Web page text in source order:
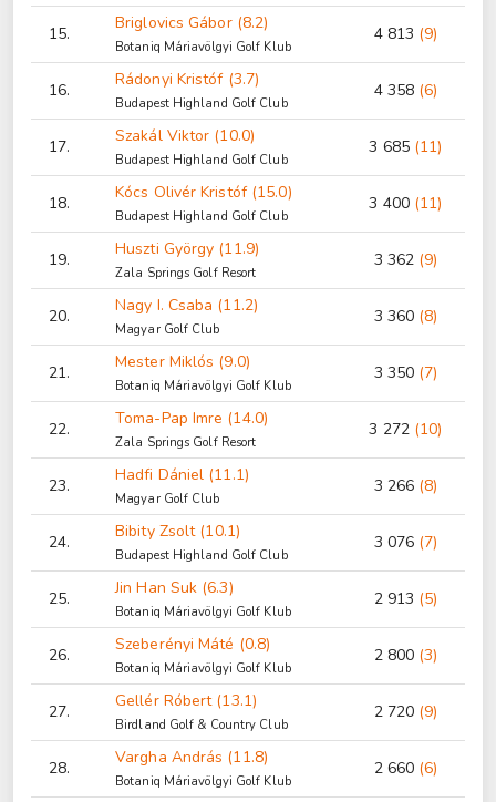
15.
Briglovics Gábor (8.2)
Botaniq Máriavölgyi Golf Klub
4 813 (9)
16.
Rádonyi Kristóf (3.7)
Budapest Highland Golf Club
4 358 (6)
17.
Szakál Viktor (10.0)
Budapest Highland Golf Club
3 685 (11)
18.
Kócs Olivér Kristóf (15.0)
Budapest Highland Golf Club
3 400 (11)
19.
Huszti György (11.9)
Zala Springs Golf Resort
3 362 (9)
20.
Nagy I. Csaba (11.2)
Magyar Golf Club
3 360 (8)
21.
Mester Miklós (9.0)
Botaniq Máriavölgyi Golf Klub
3 350 (7)
22.
Toma-Pap Imre (14.0)
Zala Springs Golf Resort
3 272 (10)
23.
Hadfi Dániel (11.1)
Magyar Golf Club
3 266 (8)
24.
Bibity Zsolt (10.1)
Budapest Highland Golf Club
3 076 (7)
25.
Jin Han Suk (6.3)
Botaniq Máriavölgyi Golf Klub
2 913 (5)
26.
Szeberényi Máté (0.8)
Botaniq Máriavölgyi Golf Klub
2 800 (3)
27.
Gellér Róbert (13.1)
Birdland Golf & Country Club
2 720 (9)
28.
Vargha András (11.8)
Botaniq Máriavölgyi Golf Klub
2 660 (6)